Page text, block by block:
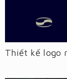
Thiết kế logo